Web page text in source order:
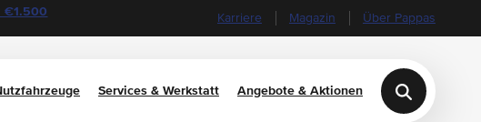
€1.500
Karriere Magazin Über Pappas
Services & Werkstatt Angebote & Aktionen